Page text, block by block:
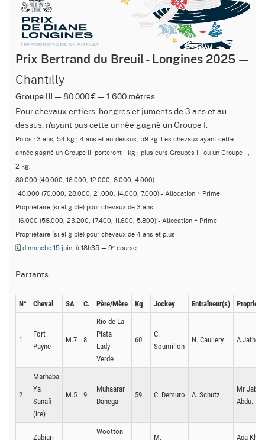
Prix Bertrand du Breuil - Longines 2025 —
Chantilly
Groupe III
— 80.000 € — 1.600 mètres
Pour chevaux entiers, hongres et juments de 3 ans et au-
dessus, n'ayant pas cette année gagné un Groupe I.
Poids : 3 ans, 54 kg ; 4 ans et au-dessus, 59 kg. Les chevaux ayant cette
année gagné un Groupe III porteront 1 kg ; plusieurs Groupes III ou un Groupe II,
2 kg.
80.000 (40.000, 16.000, 12.000, 8.000, 4.000)
140.000 (70.000, 28.000, 21.000, 14.000, 7.000) - Allocation + Prime
Propriétaire (si éligible) pour chevaux de 3 ans
116.000 (58.000, 23.200, 17.400, 11.600, 5.800) - Allocation + Prime
Propriétaire (si éligible) pour chevaux de 4 ans et plus
🗓️dimanche 15 juin, à 18h35 — 9ᵉ course
Partants :
N° Cheval SA C. Père/Mère Kg Jockey Entraîneur(s)
1
Fort
Payne
M.7 8
Rio de La
Plata
Lady
Verde
60
C.
Soumillon
N. Caullery
2
Marhaba
Ya
Sanafi
(ire)
M.5 9
Muhaarar
Danega
59 C. Demuro A. Schutz
Mr Jaber
Abdu.
Zabiari
Wootton
M. Aga Khan